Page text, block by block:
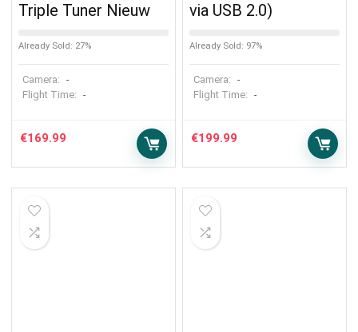
Triple Tuner Nieuw
Already Sold: 27%
Camera: -
Flight Time: -
€169.99
via USB 2.0)
Already Sold: 97%
Camera: -
Flight Time: -
€199.99